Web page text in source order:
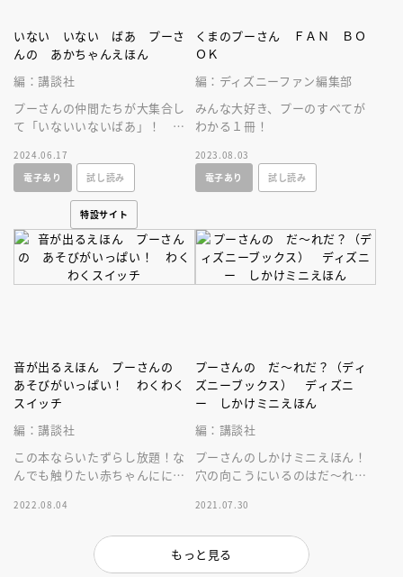
いない いない ばあ プーさ
んの あかちゃんえほん
編：講談社
プーさんの仲間たちが大集合し
て「いないいないばあ」！ 何
ら楽しめる親子のスキンシップ
絵本。
2024.06.17
電子あり
試し読み
特設サイト
くまのプーさん ＦＡＮ ＢＯ
ＯＫ
編：ディズニーファン編集部
みんな大好き、プーのすべてが
わかる１冊！
2023.08.03
電子あり
試し読み
音が出るえほん プーさんの
あそびがいっぱい！ わくわく
スイッチ
編：講談社
この本ならいたずらし放題！な
んでも触りたい赤ちゃんににぴ
ゃ絵本！９つの仕掛けと１３の
2022.08.04
プーさんの だ～れだ？（ディ
ズニーブックス） ディズニ
ー しかけミニえほん
編：講談社
プーさんのしかけミニえほん！
穴の向こうにいるのはだ～れ
んでも飽きない！持ち運びに便
2021.07.30
もっと見る